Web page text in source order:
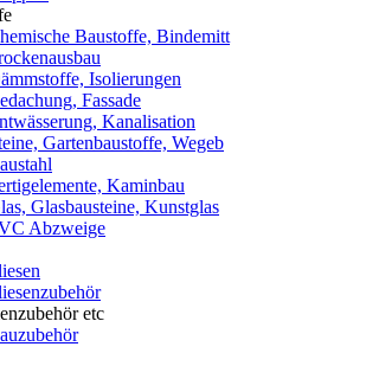
Baustoffe, Bindemitt
Isolierungen
Fassade
Kanalisation
Gartenbaustoffe, Wegeb
Kaminbau
Glasbausteine, Kunstglas
Abzweige
etc